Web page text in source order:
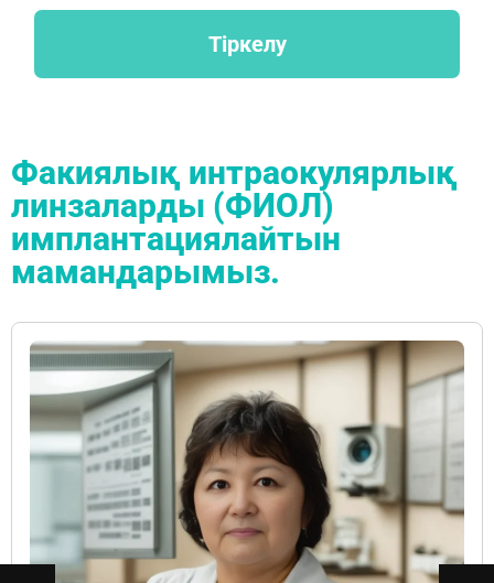
Факиялық интраокулярлық
линзаларды (ФИОЛ)
имплантациялайтын
мамандарымыз.